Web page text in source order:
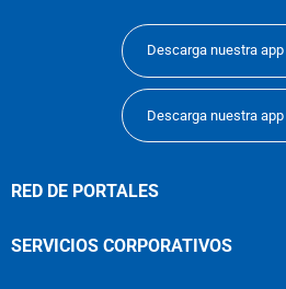
Descarga nuestra app
Descarga nuestra app
RED DE PORTALES
SERVICIOS CORPORATIVOS